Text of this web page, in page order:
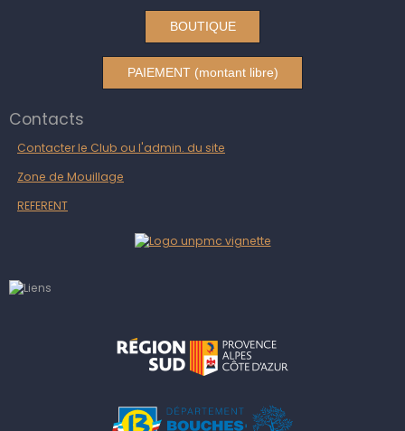
BOUTIQUE
PAIEMENT (montant libre)
Contacts
Contacter le Club ou l'admin. du site
Zone de Mouillage
REFERENT